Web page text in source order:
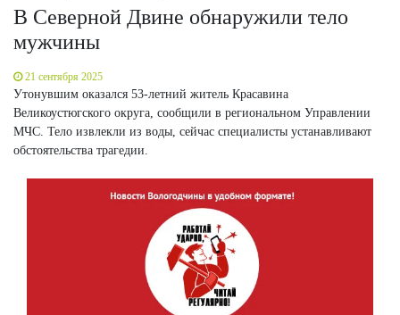
В Северной Двине обнаружили тело
мужчины
21 сентября 2025
Утонувшим оказался 53-летний житель Красавина
Великоустюгского округа, сообщили в региональном Управлении
МЧС. Тело извлекли из воды, сейчас специалисты устанавливают
обстоятельства трагедии.